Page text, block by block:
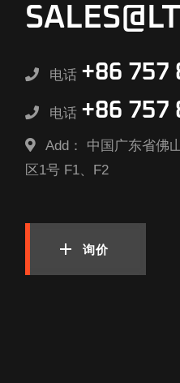
电话 +86 757
电话 +86 757
Add： 中国广东省佛
区1号 F1、F2
询价